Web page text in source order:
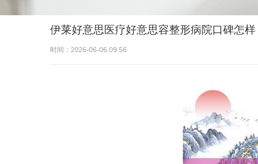
伊莱好意思医疗好意思容整形病院口碑怎样
时间：2026-06-06 09:56